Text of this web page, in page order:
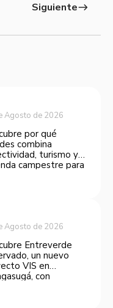
Siguienteeast
Agosto de 2026
por qué
combina
turismo y
campestre para
Agosto de 2026
Entreverde
un nuevo
VIS en
con